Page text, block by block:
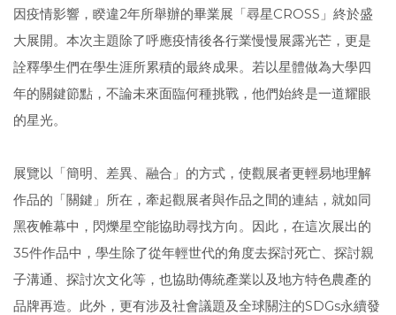
因疫情影響，睽違2年所舉辦的畢業展「尋星CROSS」終於盛
大展開。本次主題除了呼應疫情後各行業慢慢展露光芒，更是
詮釋學生們在學生涯所累積的最終成果。若以星體做為大學四
年的關鍵節點，不論未來面臨何種挑戰，他們始終是一道耀眼
的星光。
展覽以「簡明、差異、融合」的方式，使觀展者更輕易地理解
作品的「關鍵」所在，牽起觀展者與作品之間的連結，就如同
黑夜帷幕中，閃爍星空能協助尋找方向。因此，在這次展出的
35件作品中，學生除了從年輕世代的角度去探討死亡、探討親
子溝通、探討次文化等，也協助傳統產業以及地方特色農產的
品牌再造。此外，更有涉及社會議題及全球關注的SDGs永續發